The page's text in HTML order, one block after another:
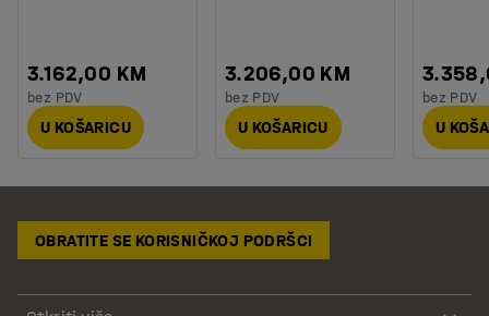
3.162,00 KM
bez PDV
U KOŠARICU
3.206,00 KM
bez PDV
U KOŠARICU
bez PDV
U
OBRATITE SE KORISNIČKOJ PODRŠCI